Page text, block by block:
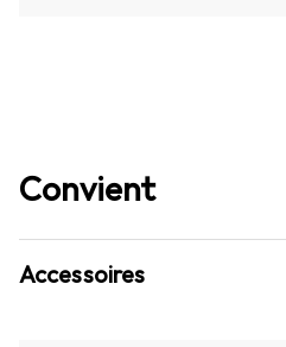
Convient
Accessoires